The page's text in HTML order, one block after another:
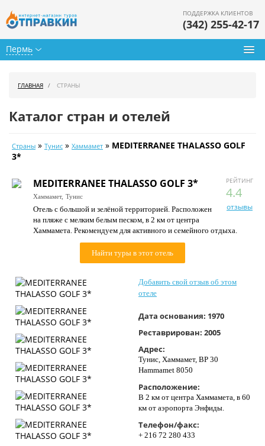
Пермь
ПОДДЕРЖКА КЛИЕНТОВ
(342) 255-42-17
Календарь туров
Цены дня
Страны
Как купить
Контакты
ГЛАВНАЯ СТРАНЫ
Каталог стран и отелей
Страны » Тунис » Хаммамет » MEDITERRANEE THALASSO GOLF
3*
РЕЙТИНГ
4.4
отзывы
MEDITERRANEE THALASSO GOLF 3*
Хаммамет, Тунис
Отель с большой и зелёной территорией. Расположен
на пляже с мелким белым песком, в 2 км от центра
Хаммамета. Рекомендуем для активного и семейного отдыха.
Найти туры в этот отель
Добавить свой отзыв об этом
отеле
Дата основания: 1970
Реставрирован: 2005
Адрес:
Тунис, Хаммамет, BP 30
Hammamet 8050
Расположение:
В 2 км от центра Хаммамета, в 60
км от аэропорта Энфиды.
Телефон/факс:
+ 216 72 280 433